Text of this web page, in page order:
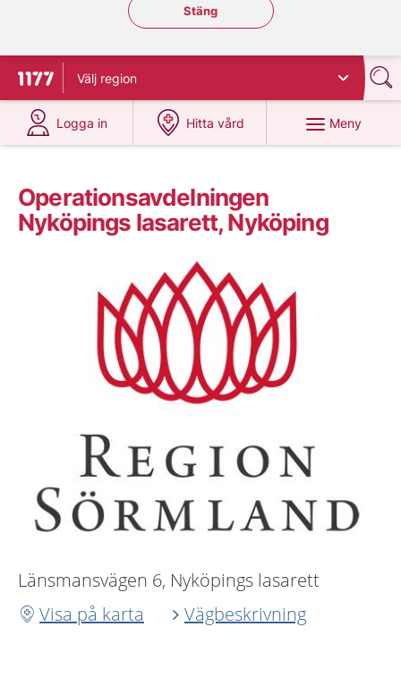
Stäng regionsväljaren
Stäng
Till startsidan för 1177
Välj region
Logga in
på 1177.se
Hitta vård
på 1177.se
Meny
Operationsavdelningen
Nyköpings lasarett, Nyköping
Länsmansvägen 6, Nyköpings lasarett
Visa på karta
Vägbeskrivning